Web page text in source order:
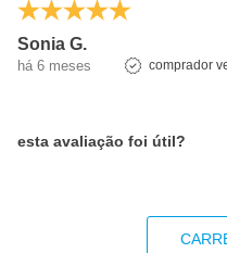
Sonia G.
há 6 meses comprador
esta avaliação foi útil?